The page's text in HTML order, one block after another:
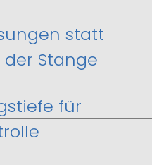
statt
Stange
für